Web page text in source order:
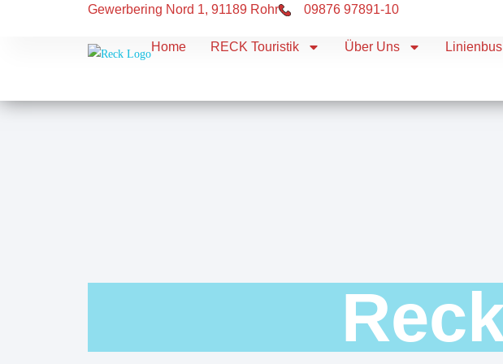
Gewerbering Nord 1, 91189 Rohr 09876 97891-10
Home RECK Touristik Über Uns Linienbus